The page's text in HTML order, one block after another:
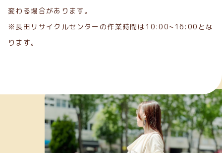
変わる場合があります。
※長田リサイクルセンターの作業時間は10:00~16:00とな
ります。